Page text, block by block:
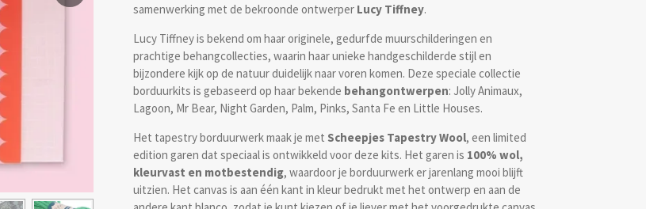
samenwerking met de bekroonde ontwerper Lucy Tiffney.
Lucy Tiffney is bekend om haar originele, gedurfde muurschilderingen en
prachtige behangcollecties, waarin haar unieke handgeschilderde stijl en
bijzondere kijk op de natuur duidelijk naar voren komen. Deze speciale collectie
borduurkits is gebaseerd op haar bekende behangontwerpen: Jolly Animaux,
Lagoon, Mr Bear, Night Garden, Palm, Pinks, Santa Fe en Little Houses.
Het tapestry borduurwerk maak je met Scheepjes Tapestry Wool, een limited
edition garen dat speciaal is ontwikkeld voor deze kits. Het garen is 100% wol,
kleurvast en motbestendig, waardoor je borduurwerk er jarenlang mooi blijft
uitzien. Het canvas is aan één kant in kleur bedrukt met het ontwerp en aan de